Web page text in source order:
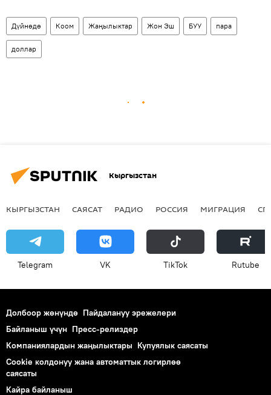
Дүйнөдө Коом Жаңылыктар Жон Эш БУУ пара
доллар
Кыргызстан
КЫРГЫЗСТАН САЯСАТ РАДИО РОССИЯ МИГРАЦИЯ
Telegram VK ТikТоk Rutube
Долбоор жөнүндө Пайдалануу эрежелери
Байланыш үчүн Пресс-релиздер
Компаниялардын жаңылыктары Купуялык саясаты
Cookie колдонуу жана автоматтык логирлөө
саясаты
Кайра байланыш